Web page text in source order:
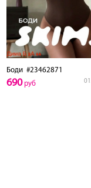
Боди#23462871
690руб